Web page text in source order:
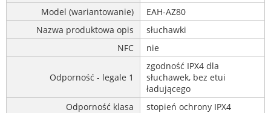
Model (wariantowanie)
EAH-AZ80
Nazwa produktowa opis
słuchawki
NFC
nie
Odporność - legale 1
zgodność IPX4 dla
słuchawek, bez etui
ładującego
Odporność klasa
stopień ochrony IPX4